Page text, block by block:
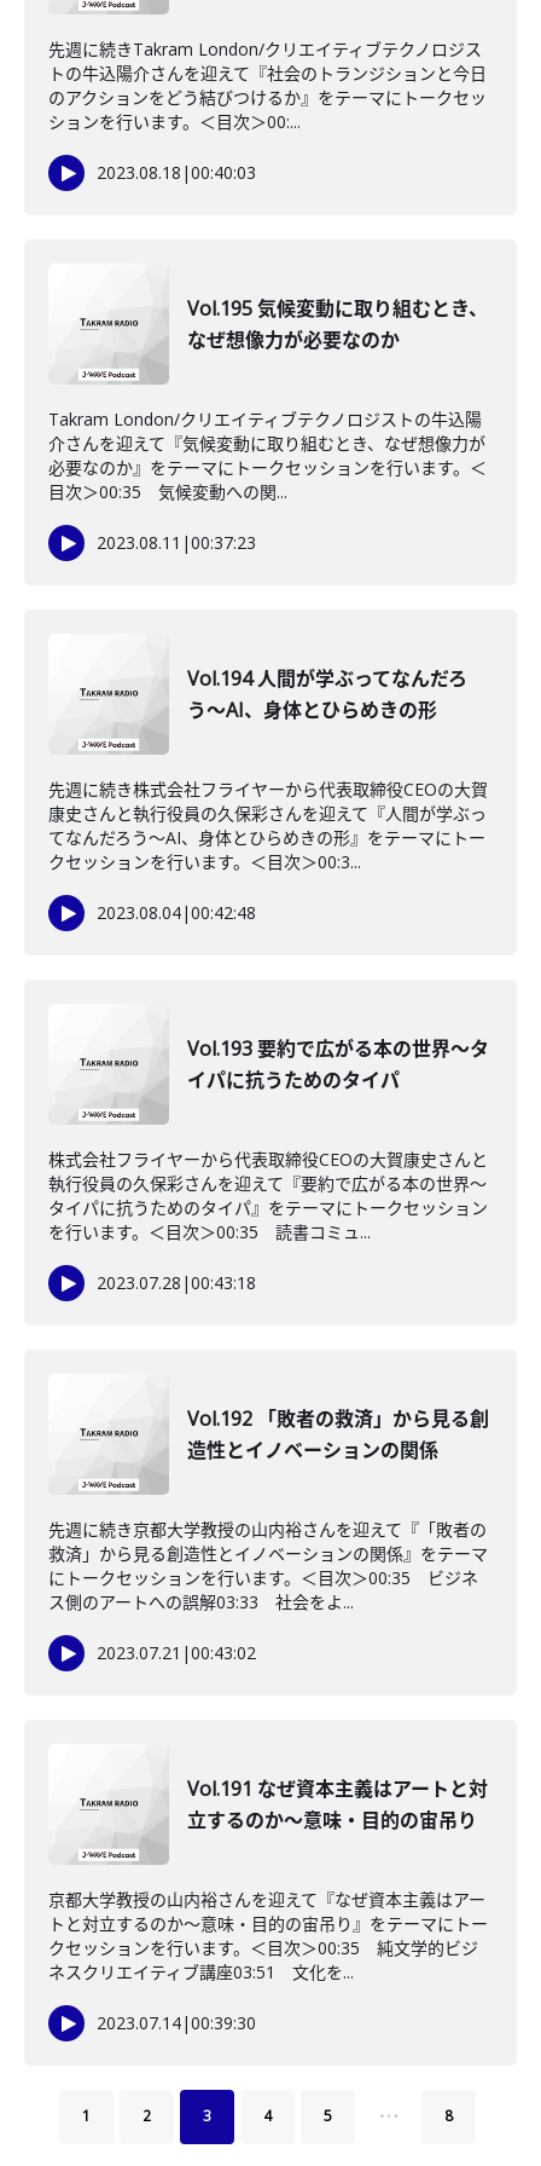
先週に続きTakram London/クリエイティブテクノロジス
トの牛込陽介さんを迎えて『社会のトランジションと今日
のアクションをどう結びつけるか』をテーマにトークセッ
ションを行います。＜目次＞00:...
2023.08.18 |00:40:03
Vol.195 気候変動に取り組むとき、
なぜ想像力が必要なのか
Takram London/クリエイティブテクノロジストの牛込陽
介さんを迎えて『気候変動に取り組むとき、なぜ想像力が
必要なのか』をテーマにトークセッションを行います。＜
目次＞00:35 気候変動への関...
2023.08.11 |00:37:23
Vol.194 人間が学ぶってなんだろ
う〜AI、身体とひらめきの形
先週に続き株式会社フライヤーから代表取締役CEOの大賀
康史さんと執行役員の久保彩さんを迎えて『人間が学ぶっ
てなんだろう〜AI、身体とひらめきの形』をテーマにトー
クセッションを行います。＜目次＞00:3...
2023.08.04|00:42:48
Vol.193 要約で広がる本の世界〜タ
イパに抗うためのタイパ
株式会社フライヤーから代表取締役CEOの大賀康史さんと
執行役員の久保彩さんを迎えて『要約で広がる本の世界〜
タイパに抗うためのタイパ』をテーマにトークセッション
を行います。＜目次＞00:35 読書コミュ...
2023.07.28 |00:43:18
Vol.192 「敗者の救済」から見る創
造性とイノベーションの関係
先週に続き京都大学教授の山内裕さんを迎えて『「敗者の
救済」から見る創造性とイノベーションの関係』をテーマ
にトークセッションを行います。＜目次＞00:35 ビジネ
ス側のアートへの誤解03:33 社会をよ...
2023.07.21 |00:43:02
Vol.191 なぜ資本主義はアートと対
立するのか〜意味・目的の宙吊り
京都大学教授の山内裕さんを迎えて『なぜ資本主義はアー
トと対立するのか〜意味・目的の宙吊り』をテーマにトー
クセッションを行います。＜目次＞00:35 純文学的ビジ
ネスクリエイティブ講座03:51 文化を...
2023.07.14|00:39:30
1 2 3 4 5 … 8